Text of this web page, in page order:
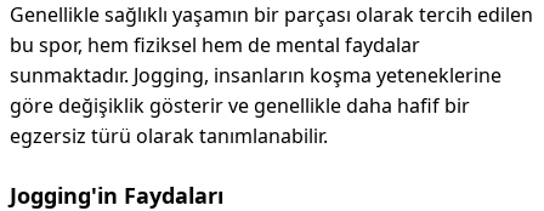
Genellikle sağlıklı yaşamın bir parçası olarak tercih edilen
bu spor, hem fiziksel hem de mental faydalar
sunmaktadır. Jogging, insanların koşma yeteneklerine
göre değişiklik gösterir ve genellikle daha hafif bir
egzersiz türü olarak tanımlanabilir.
Jogging'in Faydaları